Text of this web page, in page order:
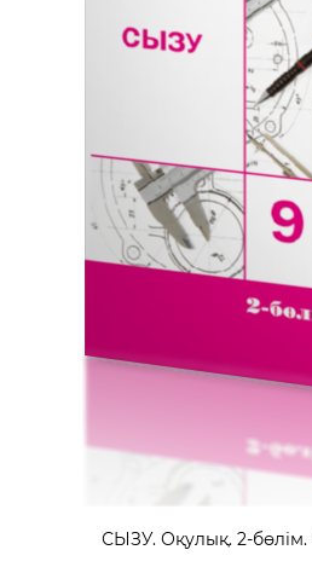
СЫЗУ. Оқулық. 2-